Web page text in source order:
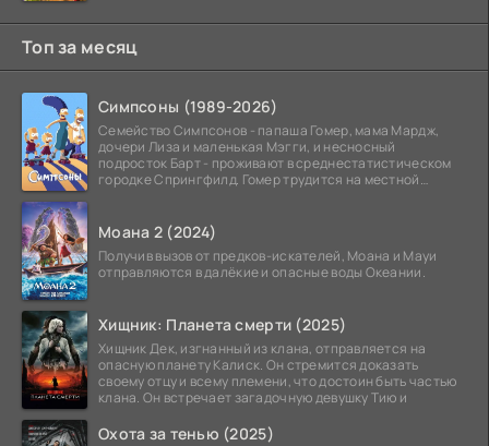
Топ за месяц
Симпсоны (1989-2026)
Семейство Симпсонов - папаша Гомер, мама Мардж,
дочери Лиза и маленькая Мэгги, и несносный
подросток Барт - проживают в среднестатистическом
городке Спрингфилд. Гомер трудится на местной
Моана 2 (2024)
Получив вызов от предков-искателей, Моана и Мауи
отправляются в далёкие и опасные воды Океании.
Хищник: Планета смерти (2025)
Хищник Дек, изгнанный из клана, отправляется на
опасную планету Калиск. Он стремится доказать
своему отцу и всему племени, что достоин быть частью
клана. Он встречает загадочную девушку Тию и
Охота за тенью (2025)